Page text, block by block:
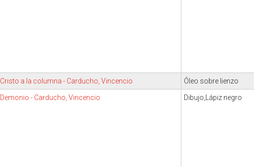
Cristo a la columna - Carducho, Vincencio Óleo sobre lienzo
Demonio - Carducho, Vincencio Dibujo,Lápiz negro